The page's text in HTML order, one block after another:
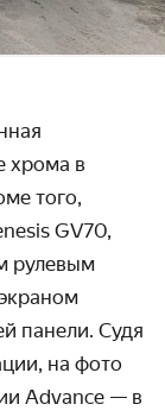
хрома в
того,
GV70,
рулевым
панели. Судя
на фото
Advance — в